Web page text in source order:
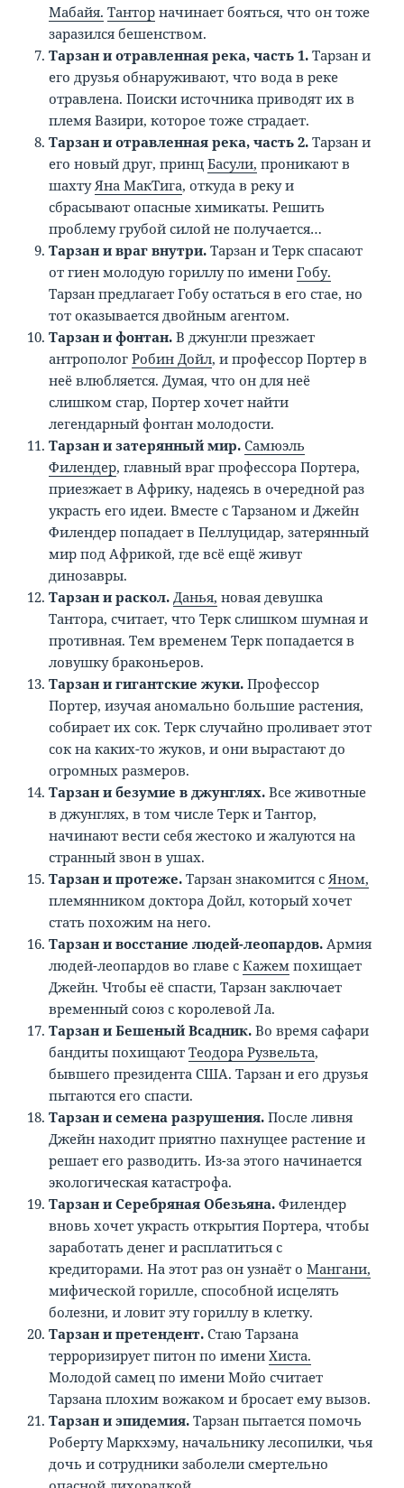
Мабайя. Тантор начинает бояться, что он тоже
заразился бешенством.
Тарзан и отравленная река, часть 1.Тарзан и
его друзья обнаруживают, что вода в реке
отравлена. Поиски источника приводят их в
племя Вазири, которое тоже страдает.
Тарзан и отравленная река, часть 2.Тарзан и
его новый друг, принцБасули, проникают в
шахту Яна МакТига, откуда в реку и
сбрасывают опасные химикаты. Решить
проблему грубой силой не получается…
Тарзан и враг внутри.Тарзан и Терк спасают
от гиен молодую гориллу по имениГобу.
Тарзан предлагает Гобу остаться в его стае, но
тот оказывается двойным агентом.
Тарзан и фонтан.В джунгли презжает
антропологРобин Дойл, и профессор Портер в
неё влюбляется. Думая, что он для неё
слишком стар, Портер хочет найти
легендарный фонтан молодости.
Тарзан и затерянный мир.Самюэль
Филендер, главный враг профессора Портера,
приезжает в Африку, надеясь в очередной раз
украсть его идеи. Вместе с Тарзаном и Джейн
Филендер попадает в Пеллуцидар, затерянный
мир под Африкой, где всё ещё живут
динозавры.
Тарзан и раскол. Данья, новая девушка
Тантора, считает, что Терк слишком шумная и
противная. Тем временем Терк попадается в
ловушку браконьеров.
Тарзан и гигантские жуки.Профессор
Портер, изучая аномально большие растения,
собирает их сок. Терк случайно проливает этот
сок на каких-то жуков, и они вырастают до
огромных размеров.
Тарзан и безумие в джунглях.Все животные
в джунглях, в том числе Терк и Тантор,
начинают вести себя жестоко и жалуются на
странный звон в ушах.
Тарзан и протеже.Тарзан знакомится с Яном,
племянником доктора Дойл, который хочет
стать похожим на него.
Тарзан и восстание людей-леопардов. Армия
людей-леопардов во главе сКажем похищает
Джейн. Чтобы её спасти, Тарзан заключает
временный союз с королевой Ла.
Тарзан и Бешеный Всадник.Во время сафари
бандиты похищаютТеодора Рузвельта,
бывшего президента США. Тарзан и его друзья
пытаются его спасти.
Тарзан и семена разрушения.После ливня
Джейн находит приятно пахнущее растение и
решает его разводить. Из-за этого начинается
экологическая катастрофа.
Тарзан и Серебряная Обезьяна.Филендер
вновь хочет украсть открытия Портера, чтобы
заработать денег и расплатиться с
кредиторами. На этот раз он узнаёт оМангани,
мифической горилле, способной исцелять
болезни, и ловит эту гориллу в клетку.
Тарзан и претендент.Стаю Тарзана
терроризирует питон по имениХиста.
Молодой самец по имени Мойо считает
Тарзана плохим вожаком и бросает ему вызов.
Тарзан и эпидемия.Тарзан пытается помочь
Роберту Маркхэму, начальнику лесопилки, чья
дочь и сотрудники заболели смертельно